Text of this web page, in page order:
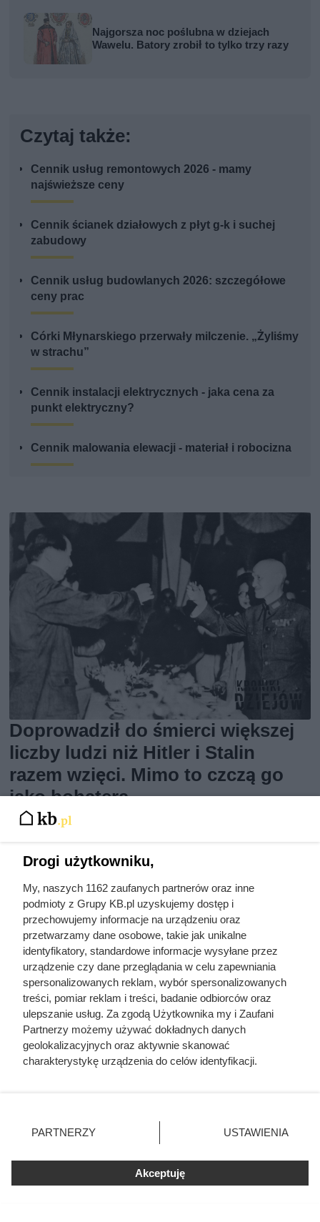
Najgorsza noc poślubna w dziejach
Wawelu. Batory zrobił to tylko trzy razy
Czytaj także:
Cennik usług remontowych 2026 - mamy
najświeższe ceny
Cennik ścianek działowych z płyt g-k i suchej
zabudowy
Cennik usług budowlanych 2026: szczegółowe
ceny prac
Córki Młynarskiego przerwały milczenie. „Żyliśmy
w strachu”
Cennik instalacji elektrycznych - jaka cena za
punkt elektryczny?
Cennik malowania elewacji - materiał i robocizna
Doprowadził do śmierci większej
liczby ludzi niż Hitler i Stalin
razem wzięci. Mimo to czczą go
jako bohatera
Kat w spódnicy. Najokrutniejsza
egzekucją wykrzyknęła „Niech
Drogi użytkowniku,
My, naszych 1162 zaufanych partnerów oraz inne
podmioty z Grupy KB.pl uzyskujemy dostęp i
przechowujemy informacje na urządzeniu oraz
przetwarzamy dane osobowe, takie jak unikalne
identyfikatory, standardowe informacje wysyłane przez
urządzenie czy dane przeglądania w celu zapewniania
spersonalizowanych reklam, wybór spersonalizowanych
treści, pomiar reklam i treści, badanie odbiorców oraz
ulepszanie usług. Za zgodą Użytkownika my i Zaufani
Partnerzy możemy używać dokładnych danych
geolokalizacyjnych oraz aktywnie skanować
charakterystykę urządzenia do celów identyfikacji.
zmienić/wycofać klikając przycisk ustawień prywatności
znajdujący się w lewym dolnym rogu strony. Niektóre
użytkownika, ale masz prawo sprzeciwić się takiemu
przetwarzaniu. Preferencje będą miały zastosowania tylko
PARTNERZY USTAWIENIA
Akceptuję